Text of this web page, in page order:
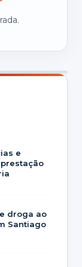
e
droga ao
Santiago